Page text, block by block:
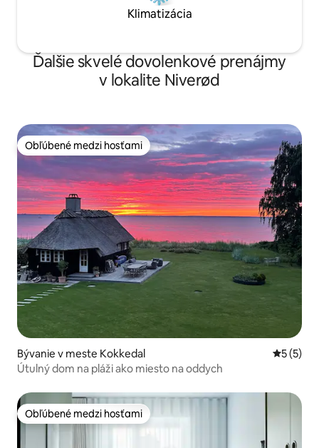
Klimatizácia
Ďalšie skvelé dovolenkové prenájmy
v lokalite Niverød
Obľúbené medzi hosťami
Obľúbené medzi hosťami
Bývanie v meste Kokkedal
5 (5)
Útulný dom na pláži ako miesto na oddych
Obľúbené medzi hosťami
Obľúbené medzi hosťami